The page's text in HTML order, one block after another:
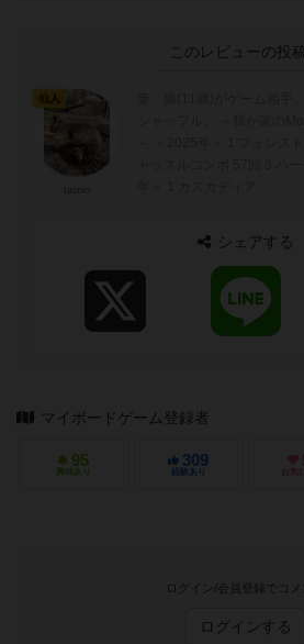
このレビューの投
仙人
シェアする
マイボードゲーム登録者
95
興味あり
309
経験あり お気
ログイン/会員登録でコメ
ログインする